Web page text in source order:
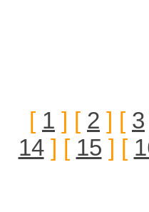
[ 1 ] [ 2 ] [ 3
14] [ 15 ] [